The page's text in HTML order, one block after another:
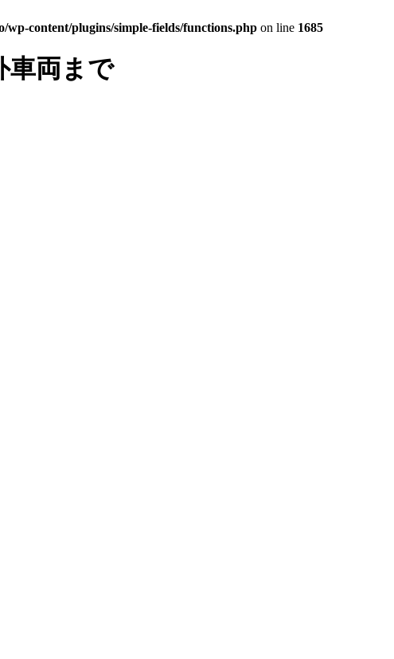
wp-content/plugins/simple-fields/functions.php on line 1685
車両まで